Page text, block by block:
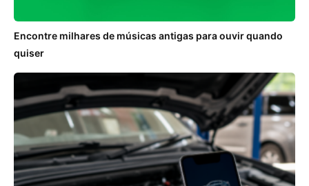
Encontre milhares de músicas antigas para ouvir quando
quiser